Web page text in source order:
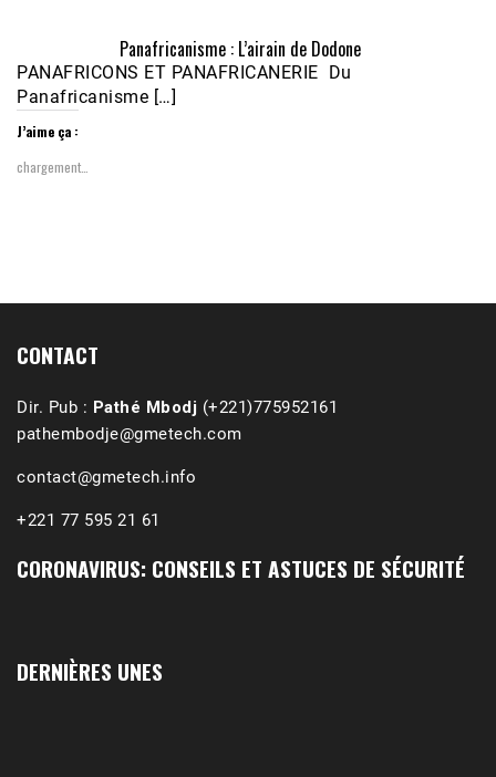
Panafricanisme : L’airain de Dodone
PANAFRICONS ET PANAFRICANERIE Du
Panafricanisme […]
J’aime ça :
chargement…
CONTACT
Dir. Pub : Pathé Mbodj (+221)775952161
pathembodje@gmetech.com
contact@gmetech.info
+221 77 595 21 61
CORONAVIRUS: CONSEILS ET ASTUCES DE SÉCURITÉ
DERNIÈRES UNES